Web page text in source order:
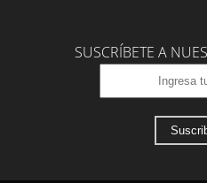
SUSCRÍBETE A